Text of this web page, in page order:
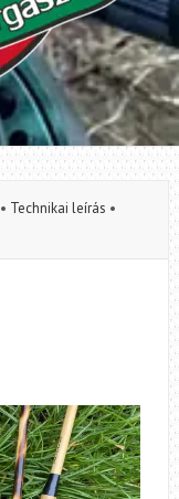
• Technikai leírás •